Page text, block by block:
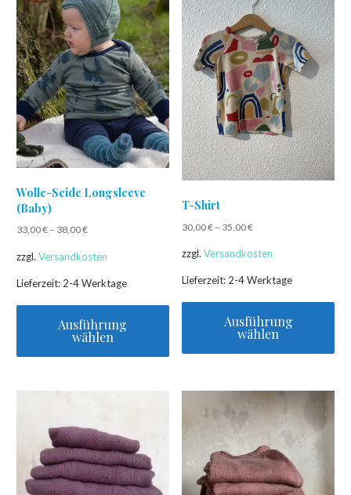
mehrere
Varianten
auf.
Die
Optionen
können
auf
der
Produktseite
gewählt
werden
mehrere
Varianten
auf.
Die
Optionen
können
auf
der
Produktseite
werden
Wolle-Seide Longsleeve
(Baby)
33,00€– 38,00€
zzgl. Versandkosten
Lieferzeit: 2-4 Werktage
Ausführung
wählen
mehrere
Varianten
auf.
Die
T-Shirt
30,00€ – 35,00€
zzgl.Versandkosten
Lieferzeit: 2-4 Werktage
Ausführung
wählen
mehrere
Die